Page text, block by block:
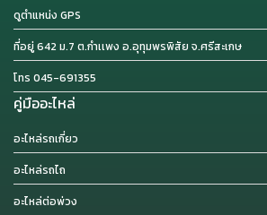
ดูตำแหน่ง GPS
ที่อยู่ 642 ม.7 ต.กำเเพง อ.อุทุมพรพิสัย จ.ศรีสะเกษ
โทร 045-691355
คู่มืออะไหล่
อะไหล่รถเกี่ยว
อะไหล่รถไถ
อะไหล่ต่อพ่วง